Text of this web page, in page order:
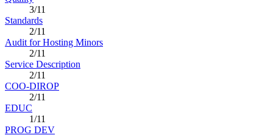
3/11
Standards
2/11
Audit for Hosting Minors
2/11
Service Description
2/11
COO-DIROP
2/11
EDUC
1/11
PROG DEV